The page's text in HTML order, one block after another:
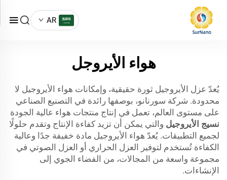
AR
هواء الأيروجل
يُعدّ عزل الأيروجيل ثورة حقيقية، وإمكانات هواء الأيروجيل لا
محدودة. شركة سورنانو، بوصفها رائدة في التصنيع الصناعي
على مستوى العالم، تعمل في إنتاج منتجات هواء عالية الجودة
نسيج الأيروجيل والتي يمكن أن تزيد كفاءة الإنتاج وتقدم حلولًا
لجميع التطبيقات. يُعدّ هواء الأيروجيل مادة خفيفة جدًا وعالية
الكفاءة تُستخدم لتوفير العزل الحراري أو العزل الصوتي في
مجموعة واسعة من المجالات، من الفضاء الجوي إلى
الإنشاءات.